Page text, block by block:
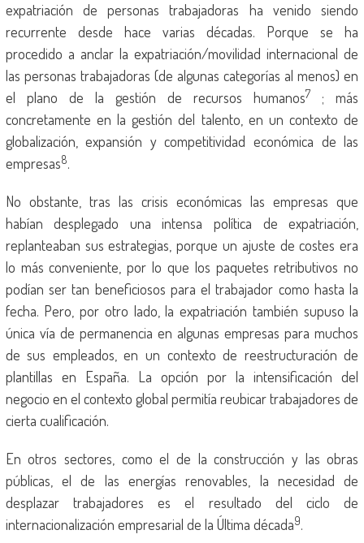
expatriación de personas trabajadoras ha venido siendo
recurrente desde hace varias décadas. Porque se ha
procedido a anclar la expatriación/movilidad internacional de
las personas trabajadoras (de algunas categorías al menos) en
el plano de la gestión de recursos humanos7
; más
concretamente en la gestión del talento, en un contexto de
globalización, expansión y competitividad económica de las
empresas8.
No obstante, tras las crisis económicas las empresas que
habían desplegado una intensa política de expatriación,
replanteaban sus estrategias, porque un ajuste de costes era
lo más conveniente, por lo que los paquetes retributivos no
podían ser tan beneficiosos para el trabajador como hasta la
fecha. Pero, por otro lado, la expatriación también supuso la
única vía de permanencia en algunas empresas para muchos
de sus empleados, en un contexto de reestructuración de
plantillas en España. La opción por la intensificación del
negocio en el contexto global permitía reubicar trabajadores de
cierta cualificación.
En otros sectores, como el de la construcción y las obras
públicas, el de las energías renovables, la necesidad de
desplazar trabajadores es el resultado del ciclo de
internacionalización empresarial de la Última década9.